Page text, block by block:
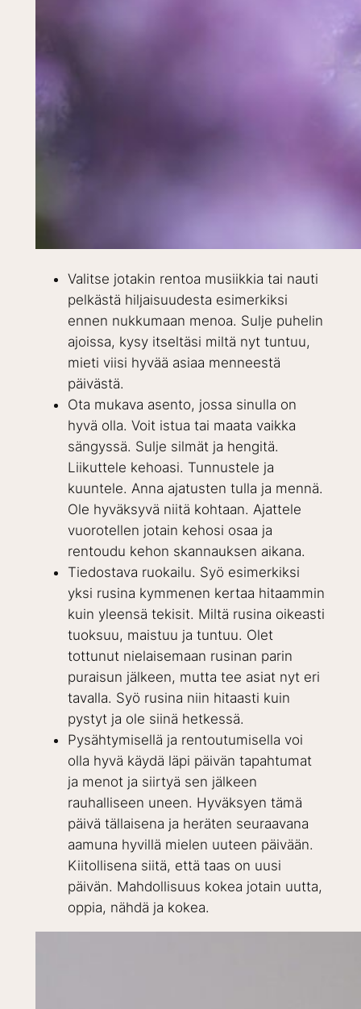
Valitse jotakin rentoa musiikkia tai nauti
pelkästä hiljaisuudesta esimerkiksi
ennen nukkumaan menoa. Sulje puhelin
ajoissa, kysy itseltäsi miltä nyt tuntuu,
mieti viisi hyvää asiaa menneestä
päivästä.
Ota mukava asento, jossa sinulla on
hyvä olla. Voit istua tai maata vaikka
sängyssä. Sulje silmät ja hengitä.
Liikuttele kehoasi. Tunnustele ja
kuuntele. Anna ajatusten tulla ja mennä.
Ole hyväksyvä niitä kohtaan. Ajattele
vuorotellen jotain kehosi osaa ja
rentoudu kehon skannauksen aikana.
Tiedostava ruokailu. Syö esimerkiksi
yksi rusina kymmenen kertaa hitaammin
kuin yleensä tekisit. Miltä rusina oikeasti
tuoksuu, maistuu ja tuntuu. Olet
tottunut nielaisemaan rusinan parin
puraisun jälkeen, mutta tee asiat nyt eri
tavalla. Syö rusina niin hitaasti kuin
pystyt ja ole siinä hetkessä.
Pysähtymisellä ja rentoutumisella voi
olla hyvä käydä läpi päivän tapahtumat
ja menot ja siirtyä sen jälkeen
rauhalliseen uneen. Hyväksyen tämä
päivä tällaisena ja heräten seuraavana
aamuna hyvillä mielen uuteen päivään.
Kiitollisena siitä, että taas on uusi
päivän. Mahdollisuus kokea jotain uutta,
oppia, nähdä ja kokea.